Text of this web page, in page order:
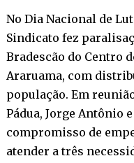
No Dia Nacional de
Sindicato fez
Bradescão do Centro
Araruama, com
população. Em
Pádua, Jorge Antônio
compromisso de
atender a três